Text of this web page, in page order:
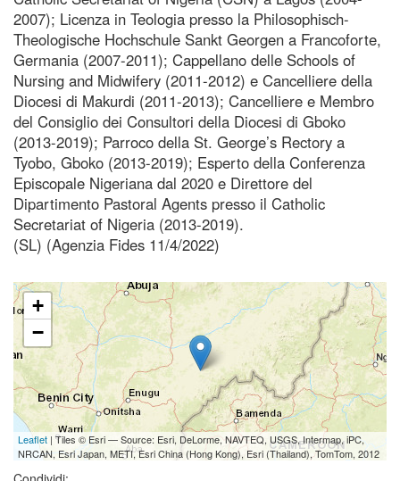
2007); Licenza in Teologia presso la Philosophisch-
Theologische Hochschule Sankt Georgen a Francoforte,
Germania (2007-2011); Cappellano delle Schools of
Nursing and Midwifery (2011-2012) e Cancelliere della
Diocesi di Makurdi (2011-2013); Cancelliere e Membro
del Consiglio dei Consultori della Diocesi di Gboko
(2013-2019); Parroco della St. George’s Rectory a
Tyobo, Gboko (2013-2019); Esperto della Conferenza
Episcopale Nigeriana dal 2020 e Direttore del
Dipartimento Pastoral Agents presso il Catholic
Secretariat of Nigeria (2013-2019).
(SL) (Agenzia Fides 11/4/2022)
+
−
Leaflet | Tiles © Esri — Source: Esri, DeLorme, NAVTEQ, USGS, Intermap, iPC,
NRCAN, Esri Japan, METI, Esri China (Hong Kong), Esri (Thailand), TomTom, 2012